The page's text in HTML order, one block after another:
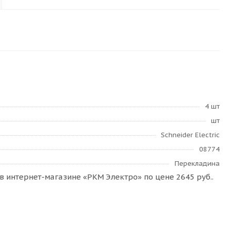
4 шт
шт
Schneider Electric
08774
Перекладина
магазине «РКМ Электро» по цене 2645 руб..